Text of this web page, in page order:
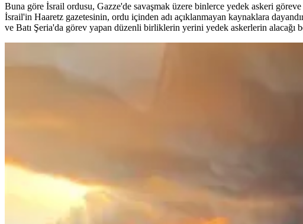
Buna göre İsrail ordusu, Gazze'de savaşmak üzere binlerce yedek askeri
İsrail'in Haaretz gazetesinin, ordu içinden adı açıklanmayan kaynaklara
ve Batı Şeria'da görev yapan düzenli birliklerin yerini yedek askerlerin alacağı